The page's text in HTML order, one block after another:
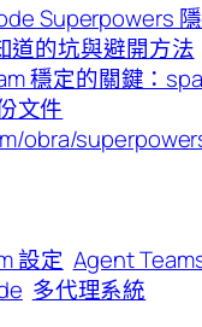
Superpowers
道的坑與避開方法
穩定的關鍵：
文件
obra/
設定 Agent
多代理系統